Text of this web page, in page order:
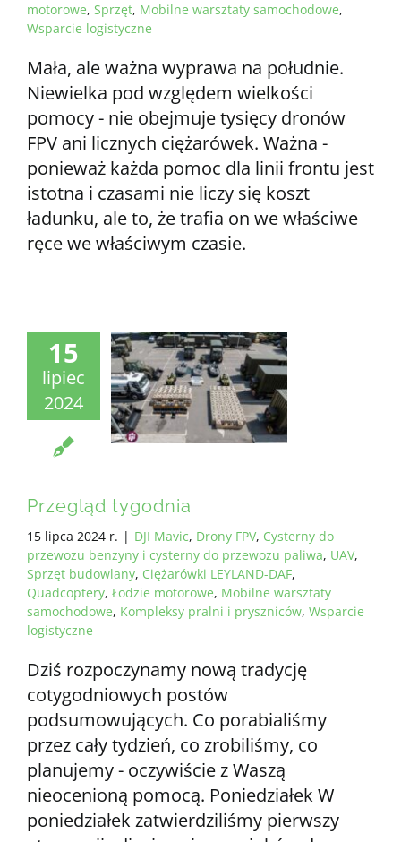
motorowe, Sprzęt, Mobilne warsztaty samochodowe,
Wsparcie logistyczne
Mała, ale ważna wyprawa na południe.
Niewielka pod względem wielkości
pomocy - nie obejmuje tysięcy dronów
FPV ani licznych ciężarówek. Ważna -
ponieważ każda pomoc dla linii frontu jest
istotna i czasami nie liczy się koszt
ładunku, ale to, że trafia on we właściwe
ręce we właściwym czasie.
15
lipiec
2024
Przegląd tygodnia
15 lipca 2024 r. | DJI Mavic, Drony FPV, Cysterny do
przewozu benzyny i cysterny do przewozu paliwa, UAV,
Sprzęt budowlany, Ciężarówki LEYLAND-DAF,
Quadcoptery, Łodzie motorowe, Mobilne warsztaty
samochodowe, Kompleksy pralni i pryszniców, Wsparcie
logistyczne
Dziś rozpoczynamy nową tradycję
cotygodniowych postów
podsumowujących. Co porabialiśmy
przez cały tydzień, co zrobiliśmy, co
planujemy - oczywiście z Waszą
nieocenioną pomocą. Poniedziałek W
poniedziałek zatwierdziliśmy pierwszy